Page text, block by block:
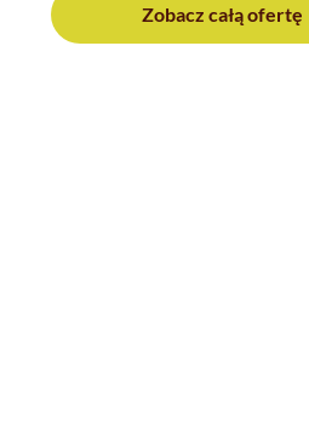
Zobacz całą ofertę